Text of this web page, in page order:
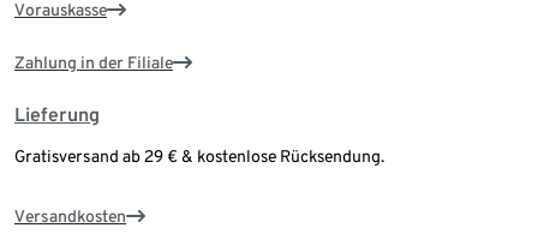
Vorauskasse
Zahlung in der Filiale
Lieferung
Gratisversand ab 29 € & kostenlose Rücksendung.
Versandkosten